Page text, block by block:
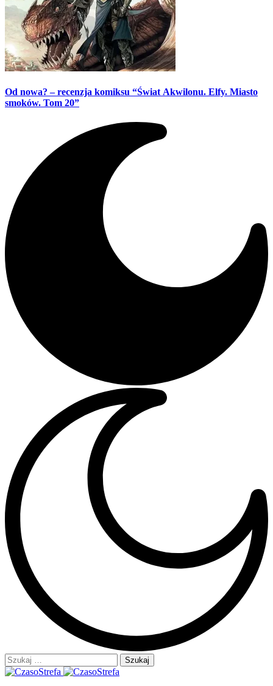
Od nowa? – recenzja komiksu “Świat Akwilonu. Elfy. Miasto
smoków. Tom 20”
Szukaj: